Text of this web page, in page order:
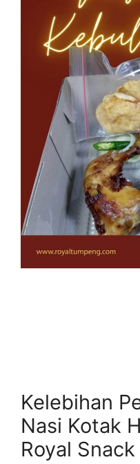
Kelebihan
Nasi Kotak
Royal